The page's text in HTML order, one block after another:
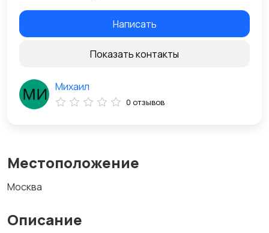
Местоположение
Москва
Описание
Написать
Показать контакты
Михаил
0 отзывов